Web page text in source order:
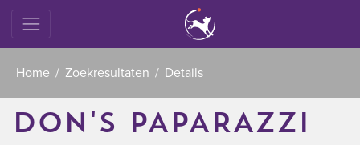
Home Zoekresultaten Details
DON'S PAPARAZZI